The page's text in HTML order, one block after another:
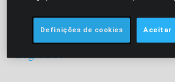
ability to understand the
Legal 500
Definições de cookies Aceitar